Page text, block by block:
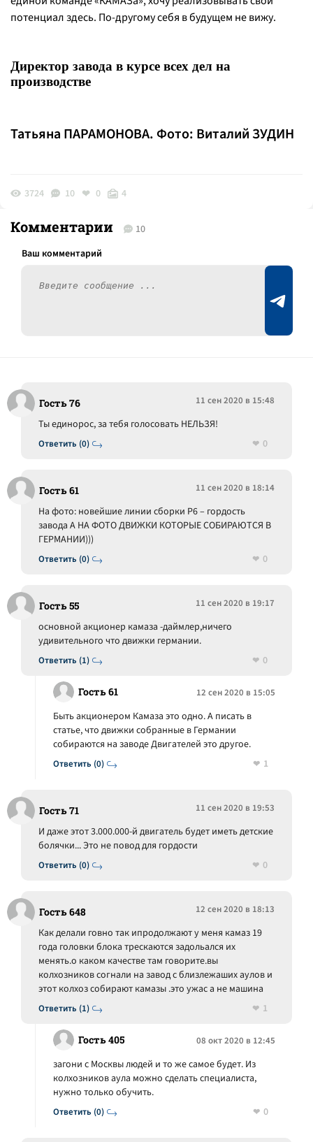
потенциал здесь. По-другому себя в будущем не вижу.
Директор завода в курсе всех дел на
производстве
Татьяна ПАРАМОНОВА. Фото: Виталий ЗУДИН
3724 10 0 4
Комментарии 10
Гость 76 11 сен 2020 в 15:48
Ответить (0)
Ты единорос, за тебя голосовать НЕЛЬЗЯ!
0
Гость 61 11 сен 2020 в 18:14
Ответить (0)
На фото: новейшие линии сборки Р6 – гордость
завода А НА ФОТО ДВИЖКИ КОТОРЫЕ СОБИРАЮТСЯ В
ГЕРМАНИИ)))
0
Гость 55 11 сен 2020 в 19:17
Ответить (1)
основной акционер камаза -даймлер,ничего
удивительного что движки германии.
0
Гость 61 12 сен 2020 в 15:05
Ответить (0)
Быть акционером Камаза это одно. А писать в
статье, что движки собранные в Германии
собираются на заводе Двигателей это другое.
1
Гость 71 11 сен 2020 в 19:53
Ответить (0)
И даже этот 3.000.000-й двигатель будет иметь детские
болячки... Это не повод для гордости
0
Гость 648 12 сен 2020 в 18:13
Ответить (1)
Как делали говно так ипродолжают у меня камаз 19
года головки блока трескаются задольался их
менять.о каком качестве там говорите.вы
колхозников согнали на завод с близлежаших аулов и
этот колхоз собирают камазы .это ужас а не машина
1
Гость 405 08 окт 2020 в 12:45
Ответить (0)
загони с Москвы людей и то же самое будет. Из
колхозников аула можно сделать специалиста,
нужно только обучить.
0